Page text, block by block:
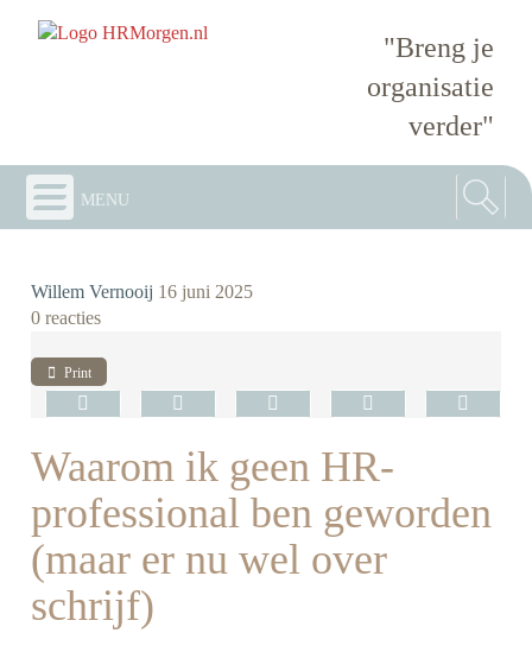
"Breng je
organisatie
verder"
menu
Willem Vernooij 16 juni 2025
0 reacties
Print
Waarom ik geen HR-
professional ben geworden
(maar er nu wel over
schrijf)